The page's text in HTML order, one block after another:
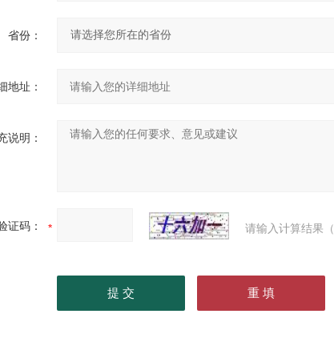
省份：
地址：
说明：
证码： 请输入计算结果